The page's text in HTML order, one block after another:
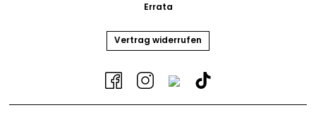
Errata
Vertrag widerrufen